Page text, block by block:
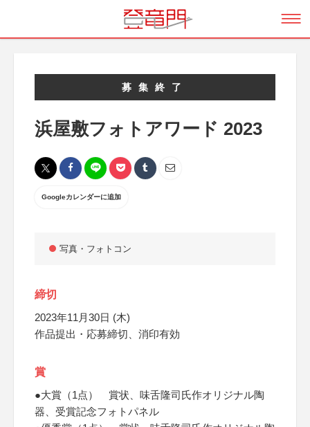
募集終了
浜屋敷フォトアワード 2023
Googleカレンダーに追加
写真・フォトコン
締切
2023年11月30日 (木)
作品提出・応募締切、消印有効
賞
●大賞（1点） 賞状、味舌隆司氏作オリジナル陶
器、受賞記念フォトパネル